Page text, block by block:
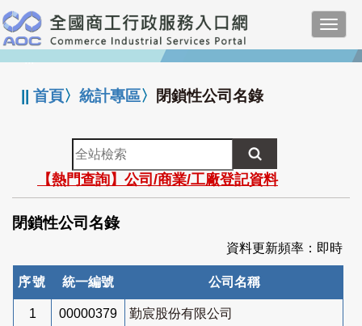
跳
到
主
要
:::
||首頁〉統計專區〉 閉鎖性公司名錄
全
站
檢
索
【熱門查詢】公司/商業/工廠登記資料
閉鎖性公司名錄
資料更新頻率：即時
序號 統一編號 公司名稱
1 00000379 勤宸股份有限公司